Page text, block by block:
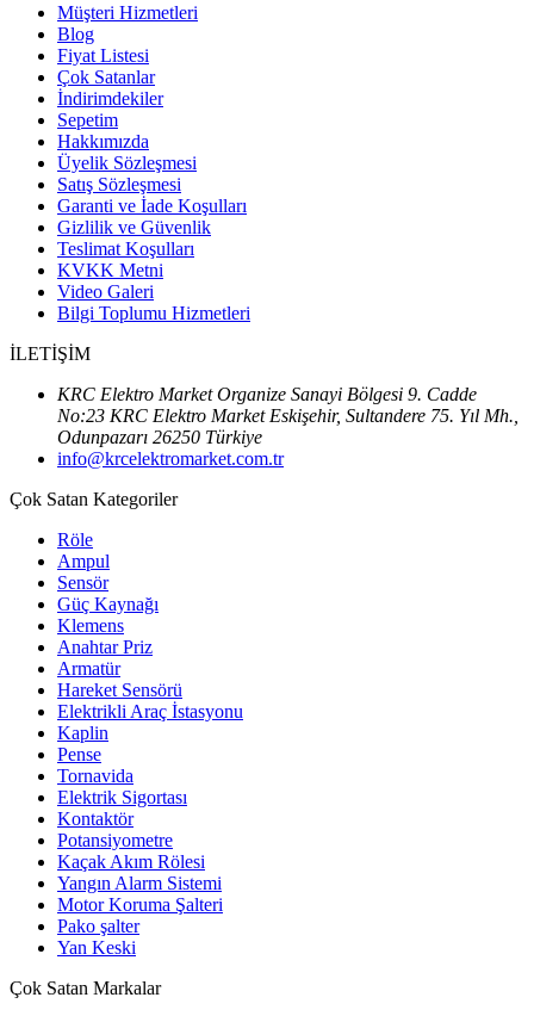
Müşteri Hizmetleri
Blog
Fiyat Listesi
Çok Satanlar
İndirimdekiler
Sepetim
Hakkımızda
Üyelik Sözleşmesi
Satış Sözleşmesi
Garanti ve İade Koşulları
Gizlilik ve Güvenlik
Teslimat Koşulları
KVKK Metni
Video Galeri
Bilgi Toplumu Hizmetleri
İLETİŞİM
KRC Elektro Market Organize Sanayi Bölgesi 9. Cadde
No:23 KRC Elektro Market Eskişehir, Sultandere 75. Yıl Mh.,
Odunpazarı 26250 Türkiye
info@krcelektromarket.com.tr
Çok Satan Kategoriler
Röle
Ampul
Sensör
Güç Kaynağı
Klemens
Anahtar Priz
Armatür
Hareket Sensörü
Elektrikli Araç İstasyonu
Kaplin
Pense
Tornavida
Elektrik Sigortası
Kontaktör
Potansiyometre
Kaçak Akım Rölesi
Yangın Alarm Sistemi
Motor Koruma Şalteri
Pako şalter
Yan Keski
Çok Satan Markalar